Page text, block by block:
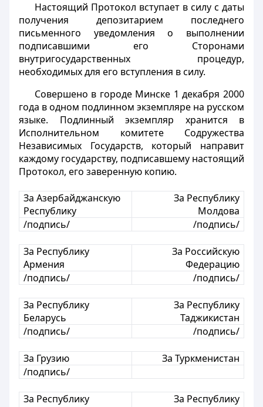
Настоящий Протокол вступает в силу с даты
получения депозитарием последнего
письменного уведомления о выполнении
подписавшими его Сторонами
внутригосударственных процедур,
необходимых для его вступления в силу.
Совершено в городе Минске 1 декабря 2000
года в одном подлинном экземпляре на русском
языке. Подлинный экземпляр хранится в
Исполнительном комитете Содружества
Независимых Государств, который направит
каждому государству, подписавшему настоящий
Протокол, его заверенную копию.
За Азербайджанскую
Республику
За Республику
Молдова
/подпись/
/подпись/
За Республику
Армения
За Российскую
Федерацию
/подпись/
/подпись/
За Республику
Беларусь
За Республику
Таджикистан
/подпись/
/подпись/
За Грузию
За Туркменистан
/подпись/
За Республику
За Республику